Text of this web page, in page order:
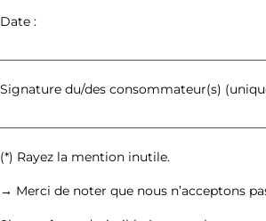
Date :
Signature du/des consommateur(s)
(*) Rayez la mention inutile.
→ Merci de noter que nous n’acceptons